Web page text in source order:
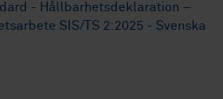
- Hållbarhetsdeklaration –
SIS/TS 2:2025 - Svenska